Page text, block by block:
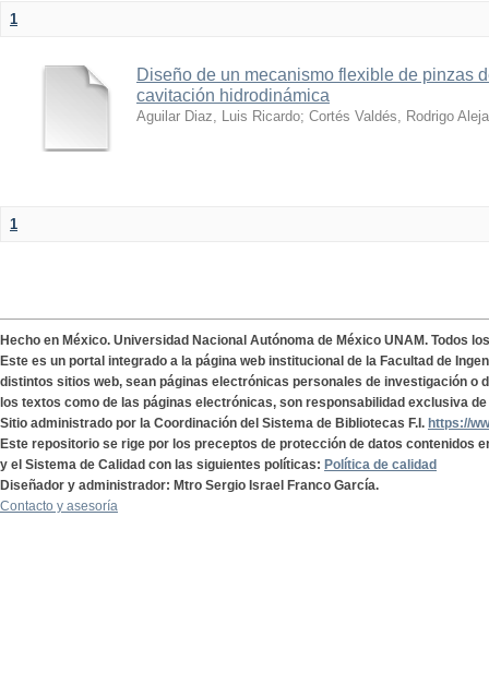
1
Diseño de un mecanismo flexible de pinzas
cavitación hidrodinámica
Aguilar Diaz, Luis Ricardo; Cortés Valdés, Rodrigo
1
Hecho en México. Universidad Nacional Autónoma de México UNAM. Todos
Este es un portal integrado a la página web institucional de la Facultad de
distintos sitios web, sean páginas electrónicas personales de investigación o
los textos como de las páginas electrónicas, son responsabilidad exclusiva
Sitio administrado por la Coordinación del Sistema de Bibliotecas F.I. https://
Este repositorio se rige por los preceptos de protección de datos contenidos
y el Sistema de Calidad con las siguientes políticas: Política de calidad
Diseñador y administrador: Mtro Sergio Israel Franco García.
Contacto y asesoría